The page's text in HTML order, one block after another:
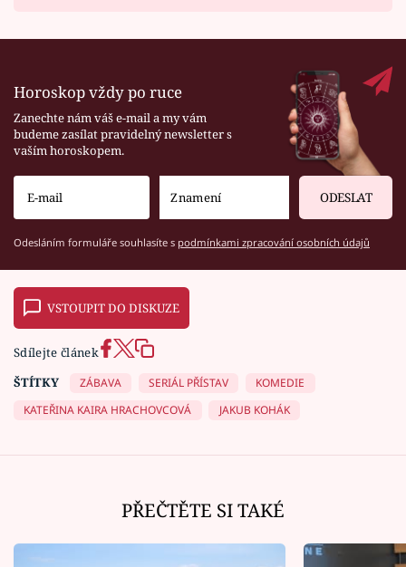
Horoskop vždy po ruce
Zanechte nám váš e-mail a my vám
budeme zasílat pravidelný newsletter s
vaším horoskopem.
ODESLAT
Odesláním formuláře souhlasíte s podmínkami zpracování osobních údajů
VSTOUPIT DO DISKUZE
Sdílejte článek
ŠTÍTKY
ZÁBAVA SERIÁL PŘÍSTAV
KOMEDIE
KATEŘINA KAIRA HRACHOVCOVÁ
JAKUB KOHÁK
PŘEČTĚTE SI TAKÉ